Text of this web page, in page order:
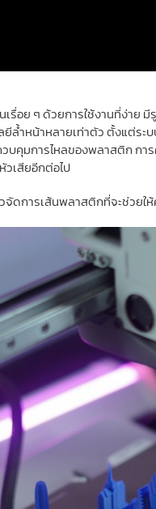
อย ๆ ด้วยการใช้งานที่ง่าย
ยีล้ำหน้าหลายเท่าตัว ตั้งแ
บคุมการไหลของพลาสติก ก
เสียอีกต่อไป
ดการเส้นพลาสติกที่จะช่วย